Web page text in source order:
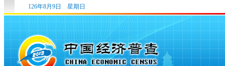
126年8月9日 星期日